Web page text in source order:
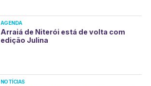
AGENDA
Arraiá de Niterói está de volta com
edição Julina
NOTÍCIAS